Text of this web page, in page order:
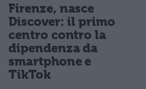
Firenze, nasce
Discover: il primo
centro contro la
dipendenza da
smartphone e
TikTok